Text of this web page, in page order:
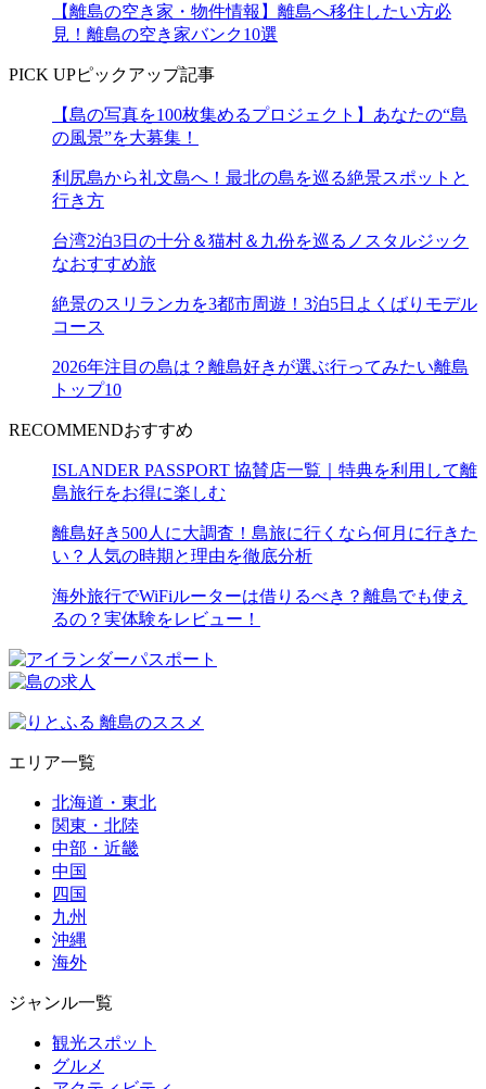
【離島の空き家・物件情報】離島へ移住したい方必
見！離島の空き家バンク10選
PICK UPピックアップ記事
【島の写真を100枚集めるプロジェクト】あなたの“島
の風景”を大募集！
利尻島から礼文島へ！最北の島を巡る絶景スポットと
行き方
台湾2泊3日の十分＆猫村＆九份を巡るノスタルジック
なおすすめ旅
絶景のスリランカを3都市周遊！3泊5日よくばりモデル
コース
2026年注目の島は？離島好きが選ぶ行ってみたい離島
トップ10
RECOMMENDおすすめ
ISLANDER PASSPORT 協賛店一覧｜特典を利用して離
島旅行をお得に楽しむ
離島好き500人に大調査！島旅に行くなら何月に行きた
い？人気の時期と理由を徹底分析
海外旅行でWiFiルーターは借りるべき？離島でも使え
るの？実体験をレビュー！
エリア一覧
北海道・東北
関東・北陸
中部・近畿
中国
四国
九州
沖縄
海外
ジャンル一覧
観光スポット
グルメ